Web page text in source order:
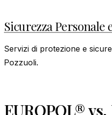
Sicurezza Personale
Servizi di protezione e
Pozzuoli.
EUROPOL®